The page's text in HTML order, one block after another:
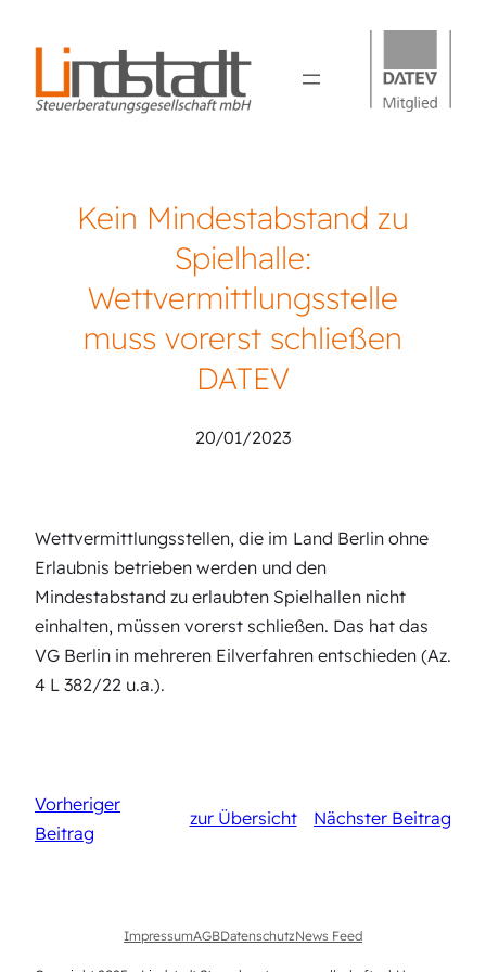
Kein Mindestabstand zu
Spielhalle:
Wettvermittlungsstelle
muss vorerst schließen
DATEV
20/01/2023
Wettvermittlungsstellen, die im Land Berlin ohne
Erlaubnis betrieben werden und den
Mindestabstand zu erlaubten Spielhallen nicht
einhalten, müssen vorerst schließen. Das hat das
VG Berlin in mehreren Eilverfahren entschieden (Az.
4 L 382/22 u.a.).
Vorheriger
Beitrag
zur Übersicht Nächster Beitrag
ImpressumAGBDatenschutzNews Feed